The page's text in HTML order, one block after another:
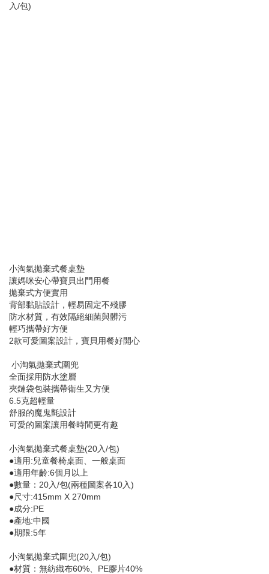
入/包)
小淘氣拋棄式餐桌墊
讓媽咪安心帶寶貝出門用餐
拋棄式方便實用
背部黏貼設計，輕易固定不殘膠
防水材質，有效隔絕細菌與髒污
輕巧攜帶好方便
2款可愛圖案設計，寶貝用餐好開心
小淘氣拋棄式圍兜
全面採用防水塗層
夾鏈袋包裝攜帶衛生又方便
6.5克超輕量
舒服的魔鬼氈設計
可愛的圖案讓用餐時間更有趣
小淘氣拋棄式餐桌墊(20入/包)
●適用:兒童餐椅桌面、一般桌面
●適用年齡:6個月以上
●數量：20入/包(兩種圖案各10入)
●尺寸:415mm X 270mm
●成分:PE
●產地:中國
●期限:5年
小淘氣拋棄式圍兜(20入/包)
●材質：無紡織布60%、PE膠片40%